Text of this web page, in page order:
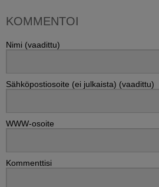
KOMMENTOI
Nimi (vaadittu)
Sähköpostiosoite (ei julkaista) (vaadittu)
WWW-osoite
Kommenttisi